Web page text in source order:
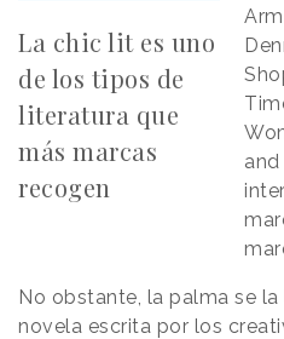
La chic lit es uno
de los tipos de
literatura que
más marcas
recogen
No obstante, la palma se la
novela escrita por los